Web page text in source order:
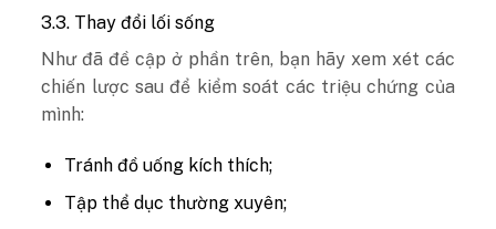
3.3. Thay đổi lối sống
Như đã đề cập ở phần trên, bạn hãy xem xét các
chiến lược sau để kiểm soát các triệu chứng của
mình:
Tránh đồ uống kích thích;
Tập thể dục thường xuyên;